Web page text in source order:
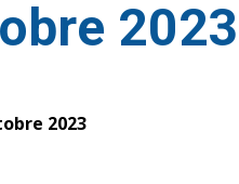
2023